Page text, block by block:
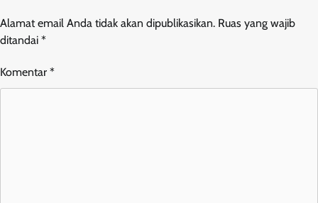
Alamat email Anda tidak akan dipublikasikan. Ruas yang wajib
ditandai *
Komentar *